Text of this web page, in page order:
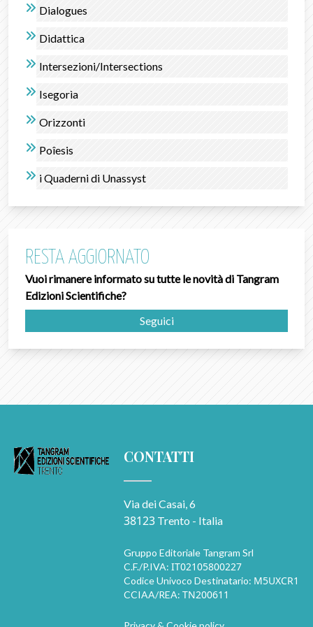
Dialogues
Didattica
Intersezioni/Intersections
Isegorìa
Orizzonti
Poîesis
i Quaderni di Unassyst
RESTA AGGIORNATO
Vuoi rimanere informato su tutte le novità di Tangram
Edizioni Scientifiche?
Seguici
CONTATTI
Via dei Casai, 6
38123 Trento - Italia
Gruppo Editoriale Tangram Srl
C.F./P.IVA: IT02105800227
Codice Univoco Destinatario: M5UXCR1
CCIAA/REA: TN200611